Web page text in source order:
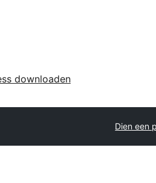
downloaden
Dien een